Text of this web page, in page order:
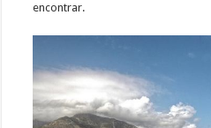
encontrar.